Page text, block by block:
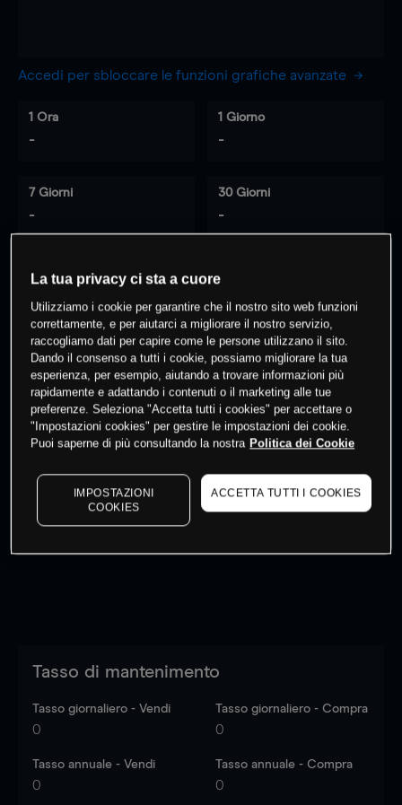
Accedi per sbloccare le funzioni grafiche avanzate
1 Ora
-
1 Giorno
-
7 Giorni
-
30 Giorni
-
% dei clienti hanno posizioni
questo prodotto
Fai trading
I prezzi sono solo indicativi. Accediper vedere gli ultimi
dati di mercato
to see latest market data
Tasso di mantenimento
Tasso giornaliero - Vendi
0
Tasso giornaliero - Compra
0
Tasso annuale - Vendi
0
Tasso annuale - Compra
0
La tua privacy ci sta a cuore
Utilizziamo i cookie per garantire che il nostro sito web funzioni
correttamente, e per aiutarci a migliorare il nostro servizio,
raccogliamo dati per capire come le persone utilizzano il sito.
Dando il consenso a tutti i cookie, possiamo migliorare la tua
esperienza, per esempio, aiutando a trovare informazioni più
rapidamente e adattando i contenuti o il marketing alle tue
preferenze. Seleziona "Accetta tutti i cookies" per accettare o
"Impostazioni cookies" per gestire le impostazioni dei cookie.
Puoi saperne di più consultando la nostra Politica dei Cookie
IMPOSTAZIONI
COOKIES
ACCETTA TUTTI I COOKIES